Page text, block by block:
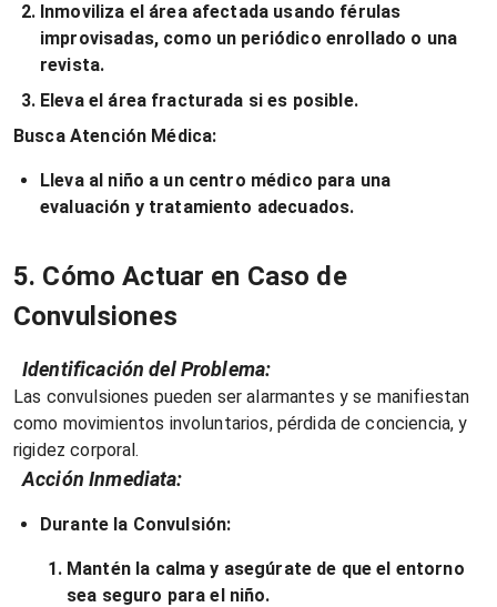
Inmoviliza el área afectada usando férulas
improvisadas, como un periódico enrollado o una
revista.
Eleva el área fracturada si es posible.
Busca Atención Médica:
Lleva al niño a un centro médico para una
evaluación y tratamiento adecuados.
5. Cómo Actuar en Caso de
Convulsiones
Identificación del Problema:
Las convulsiones pueden ser alarmantes y se manifiestan
como movimientos involuntarios, pérdida de conciencia, y
rigidez corporal.
Acción Inmediata:
Durante la Convulsión:
Mantén la calma y asegúrate de que el entorno
sea seguro para el niño.